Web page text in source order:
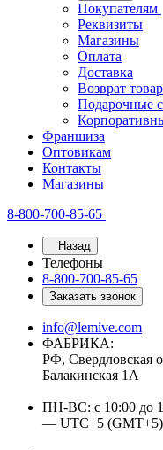
Покупателям
Реквизиты
Магазины
Оплата
Доставка
Возврат
Подарочные
Франшиза
Оптовикам
Контакты
Магазины
8-800-700-85-65
Назад
Телефоны
8-800-700-85-65
Заказать звонок
info@lemive.com
ФАБРИКА:
РФ, Свердловская
Балакинская 1А
ПН-ВС: с 10:00 до
— UTC+5 (GMT+5)